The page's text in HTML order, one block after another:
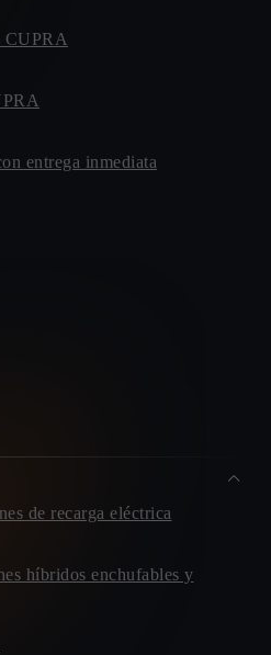
CUPRA
entrega inmediata
de recarga eléctrica
híbridos enchufables y